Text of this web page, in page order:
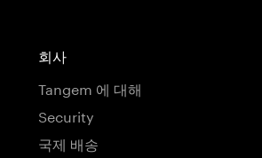
회사
Tangem 에 대해
Security
국제 배송